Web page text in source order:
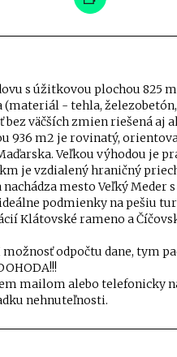
s úžitkovou plochou 825
(materiál - tehla,
väčších zmien riešená aj
936 m2 je rovinatý,
Veľkou výhodou je
je vzdialený hraničný
mesto Veľký
podmienky na pešiu
Klátovské rameno a
možnosť odpočtu dane, tym
mailom alebo telefonicky
nehnuteľnosti.